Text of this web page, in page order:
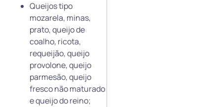
Queijos tipo
mozarela, minas,
prato, queijo de
coalho, ricota,
requeijão, queijo
provolone, queijo
parmesão, queijo
fresco não maturado
e queijo do reino;